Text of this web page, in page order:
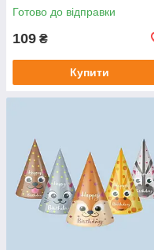
Готово до відправки
109 ₴
Купити